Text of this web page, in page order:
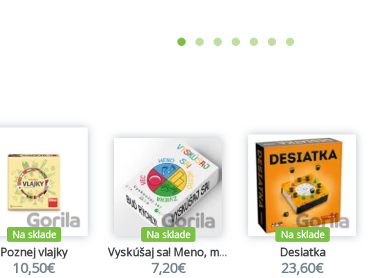
Na sklade
Poznej vlajky
10,50€
Na sklade
Vyskúšaj sa! Meno, mesto, zviera, vec
7,20€
Na sklade
Desiatka
23,60€